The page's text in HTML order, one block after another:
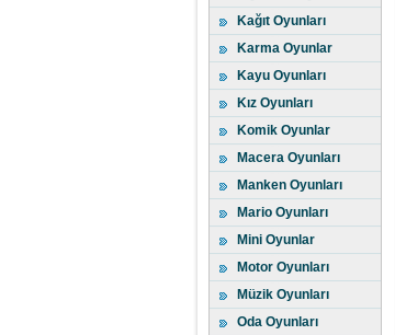
Kağıt Oyunları
Karma Oyunlar
Kayu Oyunları
Kız Oyunları
Komik Oyunlar
Macera Oyunları
Manken Oyunları
Mario Oyunları
Mini Oyunlar
Motor Oyunları
Müzik Oyunları
Oda Oyunları